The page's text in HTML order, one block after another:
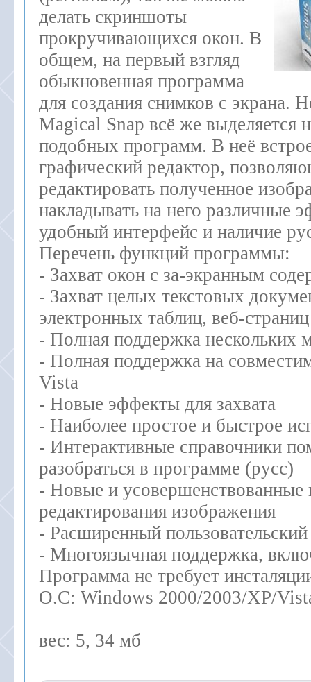
делать скриншоты
прокручивающихся окон. В
общем, на первый взгляд
обыкновенная программа
для создания снимков с экрана.
Magical Snap всё же выделяется
подобных программ. В неё
графический редактор,
редактировать полученное
накладывать на него различные
удобный интерфейс и наличие
Перечень функций программы:
- Захват окон с за-экранным
- Захват целых текстовых
электронных таблиц, веб-
- Полная поддержка нескольких
- Полная поддержка на
Vista
- Новые эффекты для захвата
- Наиболее простое и быстрое
- Интерактивные справочники
разобраться в программе (русс)
- Новые и усовершенствованные
редактирования изображения
- Расширенный
- Многоязычная поддержка,
Программа не требует
О.С: Windows 2000/2003/XP/
вес: 5, 34 мб